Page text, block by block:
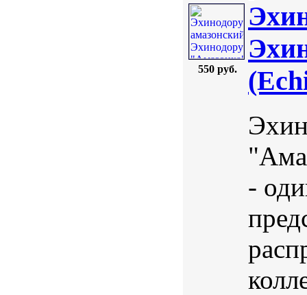
550 руб.
-